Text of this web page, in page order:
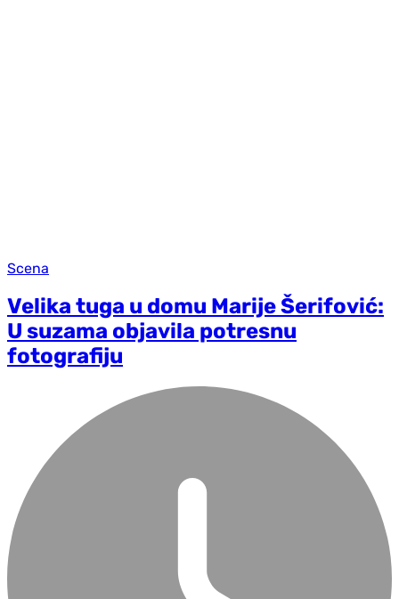
Scena
Velika tuga u domu Marije Šerifović:
U suzama objavila potresnu
fotografiju